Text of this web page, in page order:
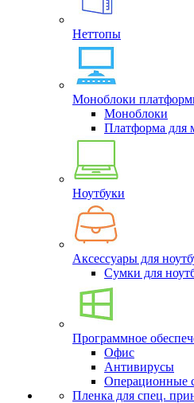
Неттопы
Моноблоки
Моноблоки
Платформа для
Ноутбуки
Аксессуары для
Сумки для
Программное
Офис
Антивирусы
Операционные
Пленка для спец.